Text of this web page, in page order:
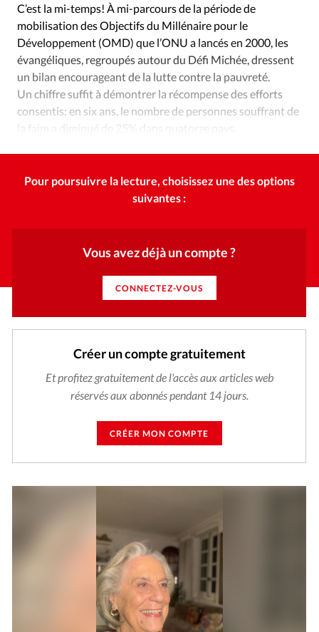
Édition: Internationale
Devise:CHF
Tous les articles
Actualité chrétienne
Actualité internationale
Chronique
Culture
Dossier
Eglises Foi Génération réveil
C’est la mi-temps! À mi-parcours de la période de
mobilisation des Objectifs du Millénaire pour le
Développement (OMD) que l’ONU a lancés en 2000, les
évangéliques, regroupés autour du Défi Michée, dressent
un bilan encourageant de la lutte contre la pauvreté.
Un chiffre suffit à démontrer la récompense des efforts
consentis: en six ans, le nombre de personnes souffrant de
la faim a diminué de 25% dans quatorze pays.
Pour poursuivre la lecture, choisissez une des options
suivantes :
Vous avez déjà un compte ?
CONNECTEZ-VOUS
Créer un compte gratuitement
Et profitez gratuitement de l'accès aux articles web
réservés aux abonnés pendant 14 jours.
CRÉER MON COMPTE